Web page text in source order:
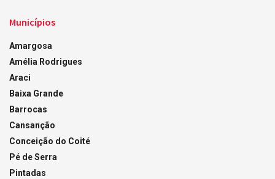
Municípios
Amargosa
Amélia Rodrigues
Araci
Baixa Grande
Barrocas
Cansanção
Conceição do Coité
Pé de Serra
Pintadas